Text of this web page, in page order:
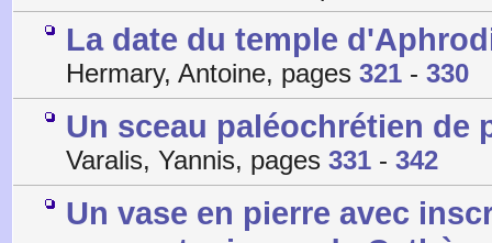
La date du temple
Hermary, Antoine, pages 321 - 330
Un sceau paléochrétien de
Varalis, Yannis, pages 331 - 342
Un vase en pierre avec